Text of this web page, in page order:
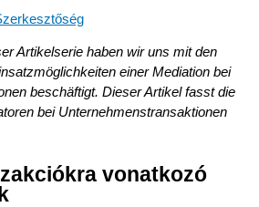
Artikel­se­rie haben wir uns mit den
einer Media­ti­on bei
beschäf­tigt. Dieser Artikel fasst die
bei Unter­neh­mens­trans­ak­tio­nen
vonat­ko­zó